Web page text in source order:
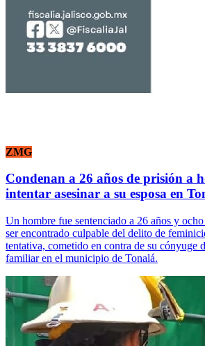
ZMG
Condenan a 26 años de prisión a
intentar asesinar a su esposa en
Un hombre fue sentenciado a 26 años y
ser encontrado culpable del delito de
tentativa, cometido en contra de su cónyuge
familiar en el municipio de Tonalá.